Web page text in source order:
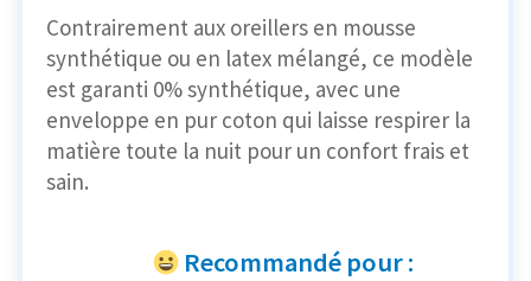
Contrairement aux oreillers en mousse
synthétique ou en latex mélangé, ce modèle
est garanti 0% synthétique, avec une
enveloppe en pur coton qui laisse respirer la
matière toute la nuit pour un confort frais et
sain.
Recommandé pour :